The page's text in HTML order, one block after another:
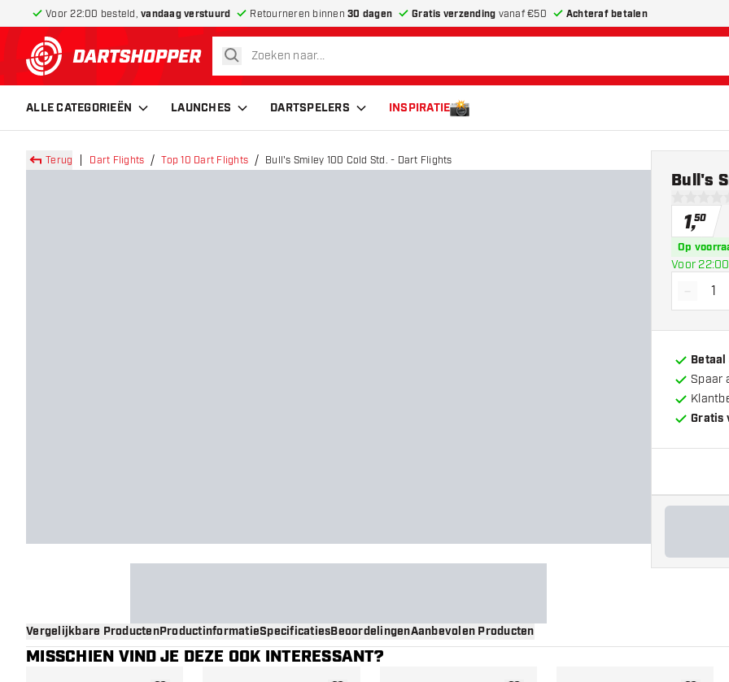
Voor 22:00 besteld, vandaag verstuurd Retourneren binnen 30 dagen Gratis verzending vanaf €50 Achteraf betalen
terug naar home pagina
zoeken
ALLE CATEGORIEËN LAUNCHES DARTSPELERS INSPIRATIE
Terug Dart Flights Top 10 Dart Flights Bull's Smiley 100 Cold Std. - Dart Flights
0 score
Bull's
1,50
Op
Voor
-
Spaar
Gratis
Vergelijkbare ProductenProductinformatieSpecificatiesBeoordelingenAanbevolen Producten
MISSCHIEN VIND JE DEZE OOK INTERESSANT?